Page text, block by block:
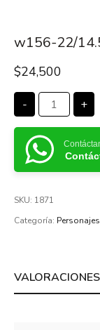
w156-22/
$24,500
- +
SKU: 1871
Categoría: Personajes